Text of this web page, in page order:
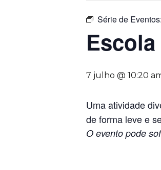
Série de Eventos:
7 julho @ 10:20
Uma atividade
de forma leve e
O evento pode